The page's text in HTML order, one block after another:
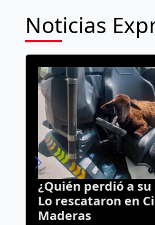
Noticias
¿Quién perdió a
Lo rescataron en
Maderas